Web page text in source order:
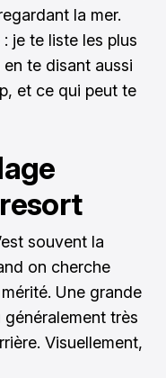
la mer.
je te liste les plus
te disant aussi
et ce qui peut te
souvent la
on cherche
Une grande
très
Visuellement,